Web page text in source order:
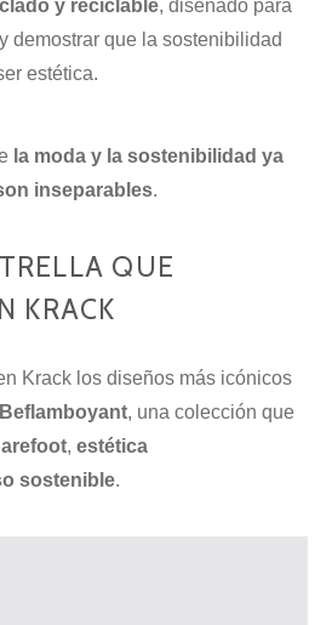
y reciclable, diseñado para
demostrar que la sostenibilidad
estética.
la moda y la sostenibilidad ya
inseparables.
QUE
KRACK
Krack los diseños más icónicos
, una colección que
, estética
sostenible.